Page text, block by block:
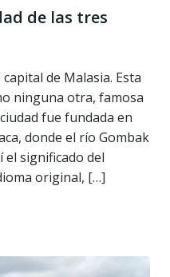
de las tres
de Malasia. Esta
ninguna otra, famosa
fue fundada en
donde el río Gombak
el significado del
original, […]